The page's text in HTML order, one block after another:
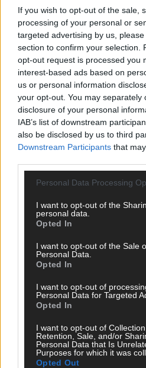
If you wish to opt-out of the sale,
processing of your personal or
targeted advertising by us,
section to confirm your selection.
opt-out request is processed you
interest-based ads based on
us or personal information
your opt-out. You may separately
disclosure of your personal
IAB’s list of downstream
also be disclosed by us to third
Downstream Participants that
Personal Data Processing
I want to opt-out of the
personal data.
Opted In
I want to opt-out of the Sale
Personal Data.
Opted In
I want to opt-out of
Personal Data for Targeted
Opted In
I want to opt-out of
Retention, Sale, and/or
Personal Data that Is
Purposes for which it was
Opted Out
Nachrichten
Wirtschaft
Ratgeber
Wissen
Kommentar
Streams & Storys
FLASH – DAS VIDEOPORTAL